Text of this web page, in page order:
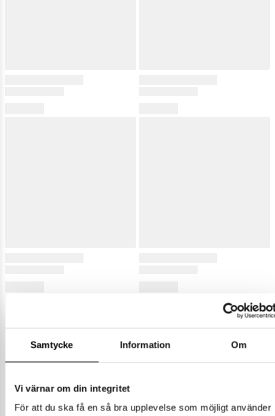
Samtycke Information Om
Vi värnar om din integritet
För att du ska få en så bra upplevelse som möjligt använder